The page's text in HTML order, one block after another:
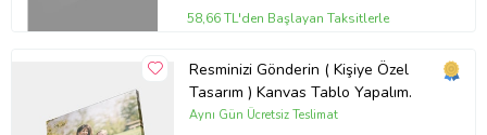
58,66 TL'den Başlayan Taksitlerle
Resminizi Gönderin ( Kişiye Özel
Tasarım ) Kanvas Tablo Yapalım.
Aynı Gün Ücretsiz Teslimat